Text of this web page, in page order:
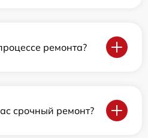
ремонта?
срочный ремонт?